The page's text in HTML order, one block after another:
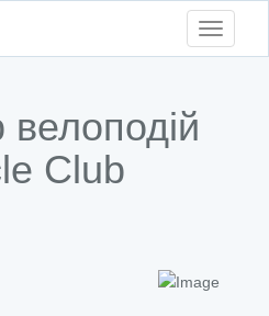
Toggle
Club